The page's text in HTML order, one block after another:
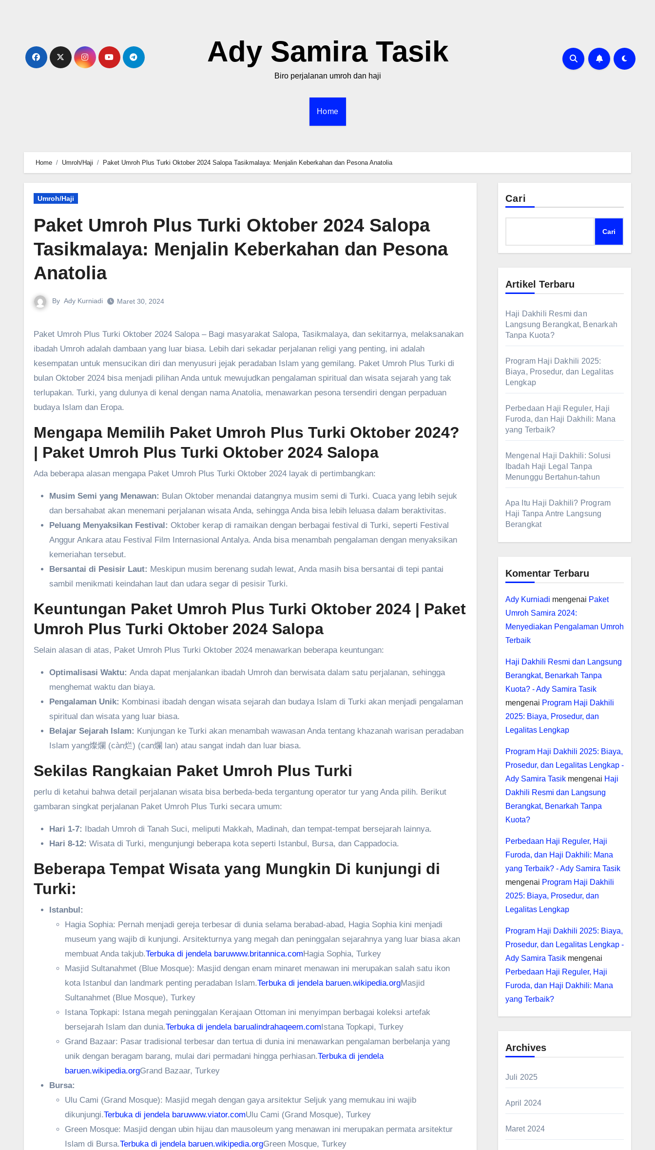
Ady Samira Tasik
Biro perjalanan umroh dan haji
Home
Home Umroh/Haji Paket Umroh Plus Turki Oktober 2024 Salopa Tasikmalaya: Menjalin Keberkahan dan Pesona Anatolia
Umroh/Haji
Paket Umroh Plus Turki Oktober 2024 Salopa
Tasikmalaya: Menjalin Keberkahan dan Pesona
Anatolia
By Ady Kurniadi Maret 30, 2024
Paket Umroh Plus Turki Oktober 2024 Salopa – Bagi masyarakat Salopa, Tasikmalaya, dan sekitarnya, melaksanakan
ibadah Umroh adalah dambaan yang luar biasa. Lebih dari sekadar perjalanan religi yang penting, ini adalah
kesempatan untuk mensucikan diri dan menyusuri jejak peradaban Islam yang gemilang. Paket Umroh Plus Turki di
bulan Oktober 2024 bisa menjadi pilihan Anda untuk mewujudkan pengalaman spiritual dan wisata sejarah yang tak
terlupakan. Turki, yang dulunya di kenal dengan nama Anatolia, menawarkan pesona tersendiri dengan perpaduan
budaya Islam dan Eropa.
Mengapa Memilih Paket Umroh Plus Turki Oktober 2024?
| Paket Umroh Plus Turki Oktober 2024 Salopa
Ada beberapa alasan mengapa Paket Umroh Plus Turki Oktober 2024 layak di pertimbangkan:
Musim Semi yang Menawan: Bulan Oktober menandai datangnya musim semi di Turki. Cuaca yang lebih sejuk
dan bersahabat akan menemani perjalanan wisata Anda, sehingga Anda bisa lebih leluasa dalam beraktivitas.
Peluang Menyaksikan Festival: Oktober kerap di ramaikan dengan berbagai festival di Turki, seperti Festival
Anggur Ankara atau Festival Film Internasional Antalya. Anda bisa menambah pengalaman dengan menyaksikan
kemeriahan tersebut.
Bersantai di Pesisir Laut: Meskipun musim berenang sudah lewat, Anda masih bisa bersantai di tepi pantai
sambil menikmati keindahan laut dan udara segar di pesisir Turki.
Keuntungan Paket Umroh Plus Turki Oktober 2024 | Paket
Umroh Plus Turki Oktober 2024 Salopa
Selain alasan di atas, Paket Umroh Plus Turki Oktober 2024 menawarkan beberapa keuntungan:
Optimalisasi Waktu: Anda dapat menjalankan ibadah Umroh dan berwisata dalam satu perjalanan, sehingga
menghemat waktu dan biaya.
Pengalaman Unik: Kombinasi ibadah dengan wisata sejarah dan budaya Islam di Turki akan menjadi pengalaman
spiritual dan wisata yang luar biasa.
Belajar Sejarah Islam: Kunjungan ke Turki akan menambah wawasan Anda tentang khazanah warisan peradaban
Islam yang燦爛 (càn烂) (can爛 lan) atau sangat indah dan luar biasa.
Sekilas Rangkaian Paket Umroh Plus Turki
perlu di ketahui bahwa detail perjalanan wisata bisa berbeda-beda tergantung operator tur yang Anda pilih. Berikut
gambaran singkat perjalanan Paket Umroh Plus Turki secara umum:
Hari 1-7: Ibadah Umroh di Tanah Suci, meliputi Makkah, Madinah, dan tempat-tempat bersejarah lainnya.
Hari 8-12: Wisata di Turki, mengunjungi beberapa kota seperti Istanbul, Bursa, dan Cappadocia.
Beberapa Tempat Wisata yang Mungkin Di kunjungi di
Turki:
Istanbul:
Hagia Sophia: Pernah menjadi gereja terbesar di dunia selama berabad-abad, Hagia Sophia kini menjadi
museum yang wajib di kunjungi. Arsitekturnya yang megah dan peninggalan sejarahnya yang luar biasa akan
membuat Anda takjub.Terbuka di jendela baruwww.britannica.comHagia Sophia, Turkey
Masjid Sultanahmet (Blue Mosque): Masjid dengan enam minaret menawan ini merupakan salah satu ikon
kota Istanbul dan landmark penting peradaban Islam.Terbuka di jendela baruen.wikipedia.orgMasjid
Sultanahmet (Blue Mosque), Turkey
Istana Topkapi: Istana megah peninggalan Kerajaan Ottoman ini menyimpan berbagai koleksi artefak
bersejarah Islam dan dunia.Terbuka di jendela barualindrahaqeem.comIstana Topkapi, Turkey
Grand Bazaar: Pasar tradisional terbesar dan tertua di dunia ini menawarkan pengalaman berbelanja yang
unik dengan beragam barang, mulai dari permadani hingga perhiasan.Terbuka di jendela
baruen.wikipedia.orgGrand Bazaar, Turkey
Bursa:
Ulu Cami (Grand Mosque): Masjid megah dengan gaya arsitektur Seljuk yang memukau ini wajib
dikunjungi.Terbuka di jendela baruwww.viator.comUlu Cami (Grand Mosque), Turkey
Green Mosque: Masjid dengan ubin hijau dan mausoleum yang menawan ini merupakan permata arsitektur
Islam di Bursa.Terbuka di jendela baruen.wikipedia.orgGreen Mosque, Turkey
Cari
Cari
Artikel Terbaru
Haji Dakhili Resmi dan
Langsung Berangkat, Benarkah
Tanpa Kuota?
Program Haji Dakhili 2025:
Biaya, Prosedur, dan Legalitas
Lengkap
Perbedaan Haji Reguler, Haji
Furoda, dan Haji Dakhili: Mana
yang Terbaik?
Mengenal Haji Dakhili: Solusi
Ibadah Haji Legal Tanpa
Menunggu Bertahun-tahun
Apa Itu Haji Dakhili? Program
Haji Tanpa Antre Langsung
Berangkat
Komentar Terbaru
Ady Kurniadi mengenai Paket
Umroh Samira 2024:
Menyediakan Pengalaman Umroh
Terbaik
Haji Dakhili Resmi dan Langsung
Berangkat, Benarkah Tanpa
Kuota? - Ady Samira Tasik
mengenai Program Haji Dakhili
2025: Biaya, Prosedur, dan
Legalitas Lengkap
Program Haji Dakhili 2025: Biaya,
Prosedur, dan Legalitas Lengkap -
Ady Samira Tasikmengenai Haji
Dakhili Resmi dan Langsung
Berangkat, Benarkah Tanpa
Kuota?
Perbedaan Haji Reguler, Haji
Furoda, dan Haji Dakhili: Mana
yang Terbaik? - Ady Samira Tasik
mengenai Program Haji Dakhili
2025: Biaya, Prosedur, dan
Legalitas Lengkap
Program Haji Dakhili 2025: Biaya,
Prosedur, dan Legalitas Lengkap -
Ady Samira Tasikmengenai
Perbedaan Haji Reguler, Haji
Furoda, dan Haji Dakhili: Mana
yang Terbaik?
Archives
Juli 2025
April 2024
Maret 2024